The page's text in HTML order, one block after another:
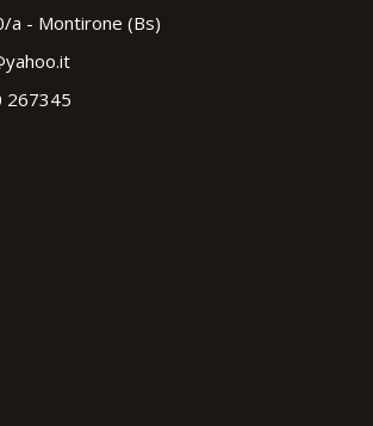
a - Montirone (Bs)
267345